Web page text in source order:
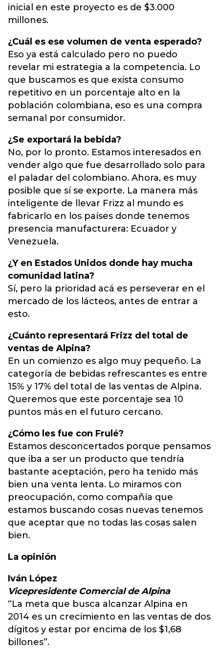
inicial en este proyecto es de $3.000
millones.
¿Cuál es ese volumen de venta esperado?
Eso ya está calculado pero no puedo
revelar mi estrategia a la competencia. Lo
que buscamos es que exista consumo
repetitivo en un porcentaje alto en la
población colombiana, eso es una compra
semanal por consumidor.
¿Se exportará la bebida?
No, por lo pronto. Estamos interesados en
vender algo que fue desarrollado solo para
el paladar del colombiano. Ahora, es muy
posible que sí se exporte. La manera más
inteligente de llevar Frizz al mundo es
fabricarlo en los países donde tenemos
presencia manufacturera: Ecuador y
Venezuela.
¿Y en Estados Unidos donde hay mucha
comunidad latina?
Sí, pero la prioridad acá es perseverar en el
mercado de los lácteos, antes de entrar a
esto.
¿Cuánto representará Frizz del total de
ventas de Alpina?
En un comienzo es algo muy pequeño. La
categoría de bebidas refrescantes es entre
15% y 17% del total de las ventas de Alpina.
Queremos que este porcentaje sea 10
puntos más en el futuro cercano.
¿Cómo les fue con Frulé?
Estamos desconcertados porque pensamos
que iba a ser un producto que tendría
bastante aceptación, pero ha tenido más
bien una venta lenta. Lo miramos con
preocupación, como compañía que
estamos buscando cosas nuevas tenemos
que aceptar que no todas las cosas salen
bien.
La opinión
Iván López
Vicepresidente Comercial de Alpina
“La meta que busca alcanzar Alpina en
2014 es un crecimiento en las ventas de dos
dígitos y estar por encima de los $1,68
billones”.